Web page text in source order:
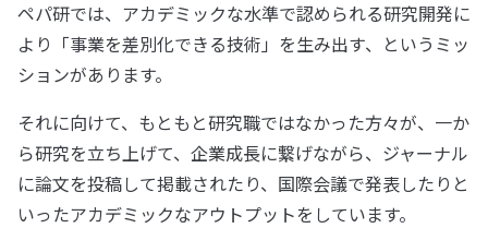
ペパ研では、アカデミックな水準で認められる研究開発に
より「事業を差別化できる技術」を生み出す、というミッ
ションがあります。
それに向けて、もともと研究職ではなかった方々が、一か
ら研究を立ち上げて、企業成長に繋げながら、ジャーナル
に論文を投稿して掲載されたり、国際会議で発表したりと
いったアカデミックなアウトプットをしています。